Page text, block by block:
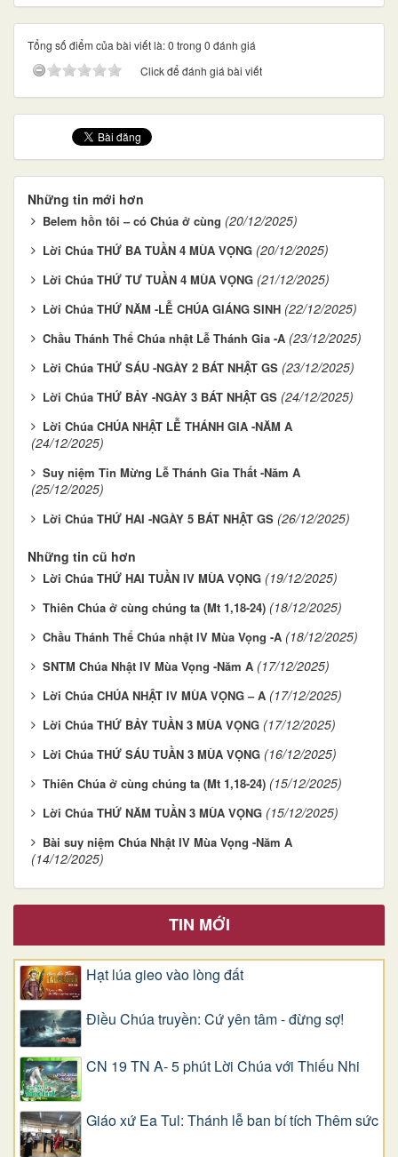
Tổng số điểm của bài viết là: 0 trong 0 đánh giá
Click để đánh giá bài viết
Những tin mới hơn
Belem hồn tôi – có Chúa ở cùng (20/12/2025)
Lời Chúa THỨ BA TUẦN 4 MÙA VỌNG (20/12/2025)
Lời Chúa THỨ TƯ TUẦN 4 MÙA VỌNG (21/12/2025)
Lời Chúa THỨ NĂM -LỄ CHÚA GIÁNG SINH (22/12/2025)
Chầu Thánh Thể Chúa nhật Lễ Thánh Gia -A (23/12/2025)
Lời Chúa THỨ SÁU -NGÀY 2 BÁT NHẬT GS (23/12/2025)
Lời Chúa THỨ BẢY -NGÀY 3 BÁT NHẬT GS (24/12/2025)
Lời Chúa CHÚA NHẬT LỄ THÁNH GIA -NĂM A
(24/12/2025)
Suy niệm Tin Mừng Lễ Thánh Gia Thất -Năm A
(25/12/2025)
Lời Chúa THỨ HAI -NGÀY 5 BÁT NHẬT GS (26/12/2025)
Những tin cũ hơn
Lời Chúa THỨ HAI TUẦN IV MÙA VỌNG (19/12/2025)
Thiên Chúa ở cùng chúng ta (Mt 1,18-24) (18/12/2025)
Chầu Thánh Thể Chúa nhật IV Mùa Vọng -A (18/12/2025)
SNTM Chúa Nhật IV Mùa Vọng -Năm A (17/12/2025)
Lời Chúa CHÚA NHẬT IV MÙA VỌNG – A (17/12/2025)
Lời Chúa THỨ BẢY TUẦN 3 MÙA VỌNG (17/12/2025)
Lời Chúa THỨ SÁU TUẦN 3 MÙA VỌNG (16/12/2025)
Thiên Chúa ở cùng chúng ta (Mt 1,18-24) (15/12/2025)
Lời Chúa THỨ NĂM TUẦN 3 MÙA VỌNG (15/12/2025)
Bài suy niệm Chúa Nhật IV Mùa Vọng -Năm A
(14/12/2025)
TIN MỚI
Hạt lúa gieo vào lòng đất
Điều Chúa truyền: Cứ yên tâm - đừng sợ!
CN 19 TN A- 5 phút Lời Chúa với Thiếu Nhi
Giáo xứ Ea Tul: Thánh lễ ban bí tích Thêm sức